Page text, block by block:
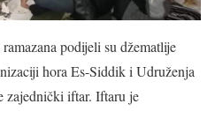
podijeli su džematlije
hora Es-Siddik i Udruženja
zajednički iftar. Iftaru je